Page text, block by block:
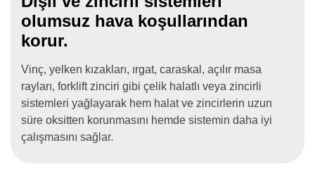
olumsuz hava koşullarından
korur.
Vinç, yelken kızakları, ırgat, caraskal, açılır masa
rayları, forklift zinciri gibi çelik halatlı veya zincirli
sistemleri yağlayarak hem halat ve zincirlerin uzun
süre oksitten korunmasını hemde sistemin daha iyi
çalışmasını sağlar.